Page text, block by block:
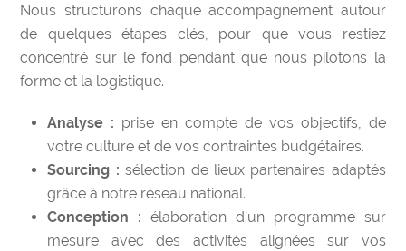
Nous structurons chaque accompagnement autour
de quelques étapes clés, pour que vous restiez
concentré sur le fond pendant que nous pilotons la
forme et la logistique.
Analyse : prise en compte de vos objectifs, de
votre culture et de vos contraintes budgétaires.
Sourcing : sélection de lieux partenaires adaptés
grâce à notre réseau national.
Conception : élaboration d’un programme sur
mesure avec des activités alignées sur vos